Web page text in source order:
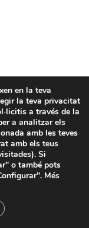
en la teva
la teva privacitat
a través de la
a analitzar els
amb les teves
amb els teus
Si
o també pots
Més